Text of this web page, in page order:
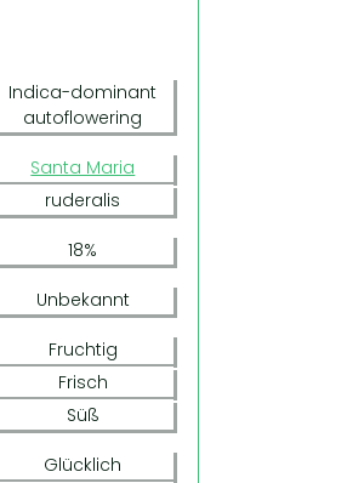
Indica-dominant
autoflowering
Santa Maria
ruderalis
18%
Unbekannt
Fruchtig
Frisch
Süß
Glücklich